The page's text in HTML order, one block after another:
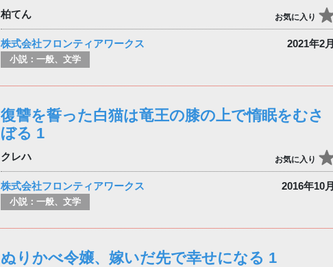
柏てん お気に入り
株式会社フロンティアワークス 2021年2月
小説：一般、文学
復讐を誓った白猫は竜王の膝の上で惰眠をむさ
ぼる 1
クレハ お気に入り
株式会社フロンティアワークス 2016年10月
小説：一般、文学
ぬりかべ令嬢、嫁いだ先で幸せになる 1